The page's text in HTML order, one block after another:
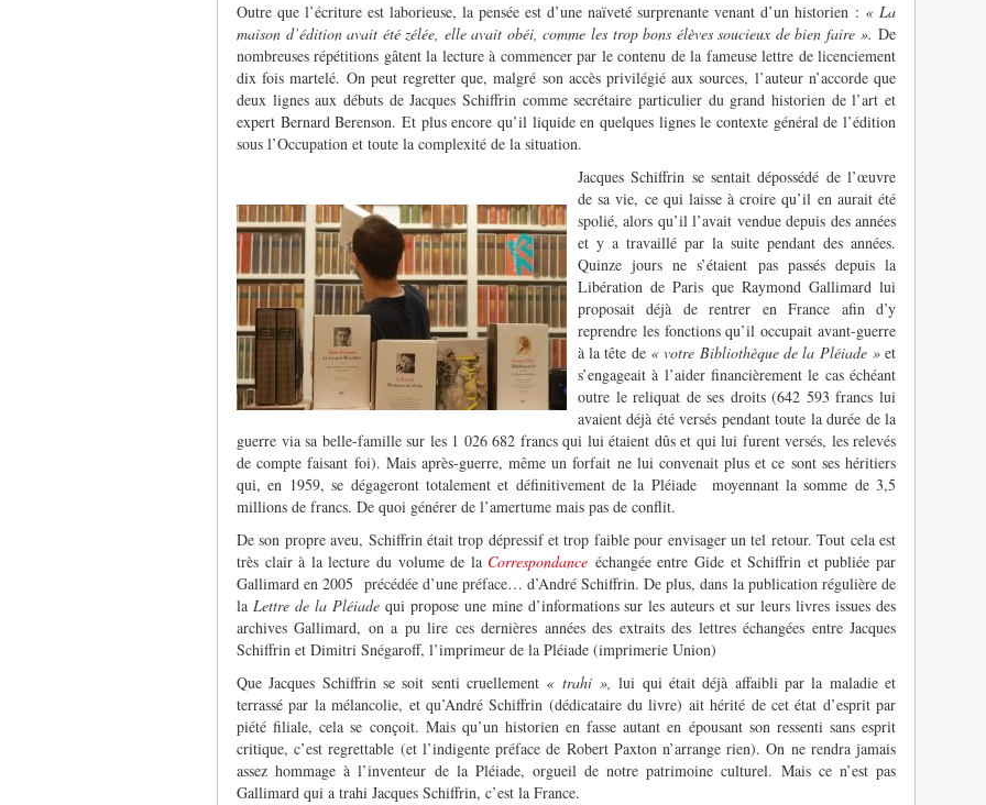
Outre que l’écriture est laborieuse, la pensée est d’une naïveté surprenante venant d’un historien : « La
maison d’édition avait été zélée, elle avait obéi, comme les trop bons élèves soucieux de bien faire ». De
nombreuses répétitions gâtent la lecture à commencer par le contenu de la fameuse lettre de licenciement
dix fois martelé. On peut regretter que, malgré son accès privilégié aux sources, l’auteur n’accorde que
deux lignes aux débuts de Jacques Schiffrin comme secrétaire particulier du grand historien de l’art et
expert Bernard Berenson. Et plus encore qu’il liquide en quelques lignes le contexte général de l’édition
sous l’Occupation et toute la complexité de la situation.
Jacques Schiffrin se sentait dépossédé de l’œuvre
de sa vie, ce qui laisse à croire qu’il en aurait été
spolié, alors qu’il l’avait vendue depuis des années
et y a travaillé par la suite pendant des années.
Quinze jours ne s’étaient pas passés depuis la
Libération de Paris que Raymond Gallimard lui
proposait déjà de rentrer en France afin d’y
reprendre les fonctions qu’il occupait avant-guerre
à la tête de « votre Bibliothèque de la Pléiade »et
s’engageait à l’aider financièrement le cas échéant
outre le reliquat de ses droits (642 593 francs lui
avaient déjà été versés pendant toute la durée de la
guerre via sa belle-famille sur les 1 026 682 francs qui lui étaient dûs et qui lui furent versés, les relevés
de compte faisant foi). Mais après-guerre, même un forfait ne lui convenait plus et ce sont ses héritiers
qui, en 1959, se dégageront totalement et définitivement de la Pléiade moyennant la somme de 3,5
millions de francs. De quoi générer de l’amertume mais pas de conflit.
De son propre aveu, Schiffrin était trop dépressif et trop faible pour envisager un tel retour. Tout cela est
très clair à la lecture du volume de la Correspondance échangée entre Gide et Schiffrin et publiée par
Gallimard en 2005 précédée d’une préface… d’André Schiffrin. De plus, dans la publication régulière de
la Lettre de la Pléiadequi propose une mine d’informations sur les auteurs et sur leurs livres issues des
archives Gallimard, on a pu lire ces dernières années des extraits des lettres échangées entre Jacques
Schiffrin et Dimitri Snégaroff, l’imprimeur de la Pléiade (imprimerie Union)
Que Jacques Schiffrin se soit senti cruellement « trahi », lui qui était déjà affaibli par la maladie et
terrassé par la mélancolie, et qu’André Schiffrin (dédicataire du livre) ait hérité de cet état d’esprit par
piété filiale, cela se conçoit. Mais qu’un historien en fasse autant en épousant son ressenti sans esprit
critique, c’est regrettable (et l’indigente préface de Robert Paxton n’arrange rien). On ne rendra jamais
assez hommage à l’inventeur de la Pléiade, orgueil de notre patrimoine culturel. Mais ce n’est pas
Gallimard qui a trahi Jacques Schiffrin, c’est la France.